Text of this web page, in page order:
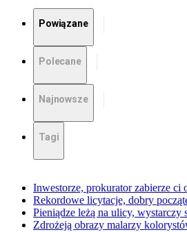
Powiązane
Polecane
Najnowsze
Tagi
Inwestorze, prokurator zabierze ci
Rekordowe licytacje, dobry
Pieniądze leżą na ulicy, wystarczy
Zdrożeją obrazy malarzy